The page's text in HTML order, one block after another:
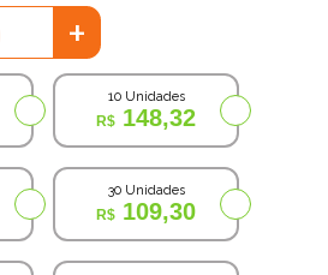
+
10 Unidades
148,32
30 Unidades
109,30